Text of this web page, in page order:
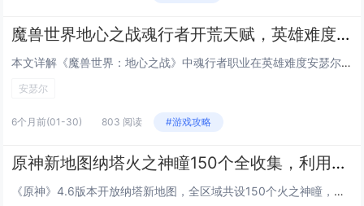
魔兽世界地心之战魂行者开荒天赋，英雄难度安瑟尔Boss战走位与爆发时机
本文详解《魔兽世界：地心之战》中魂行者职业在英雄难度安瑟尔（Ansurek）Boss战中的开荒指南，重点涵盖天赋选择与实战操作，推荐使用以“灵魂链接”“幽魂步”为核心的爆发+机动流天赋，强化生存与位移能力；走位方面强调规避地面毒圈、及时脱离...
安瑟尔
6个月前(01-30) 803 阅读 #游戏攻略
原神新地图纳塔火之神瞳150个全收集，利用新角色腾空技能规避复杂地形路线
《原神》4.6版本开放纳塔新地图，全区域共设150个火之神瞳，分布密集且地形复杂，本次收集优化了传统攀爬与解谜方式，玩家可借助新角色的腾空（滞空/浮空）技能，高效跨越悬崖、避开深渊或绕过障碍，大幅简化高难度神瞳的获取路径，部分神瞳位于高空平...